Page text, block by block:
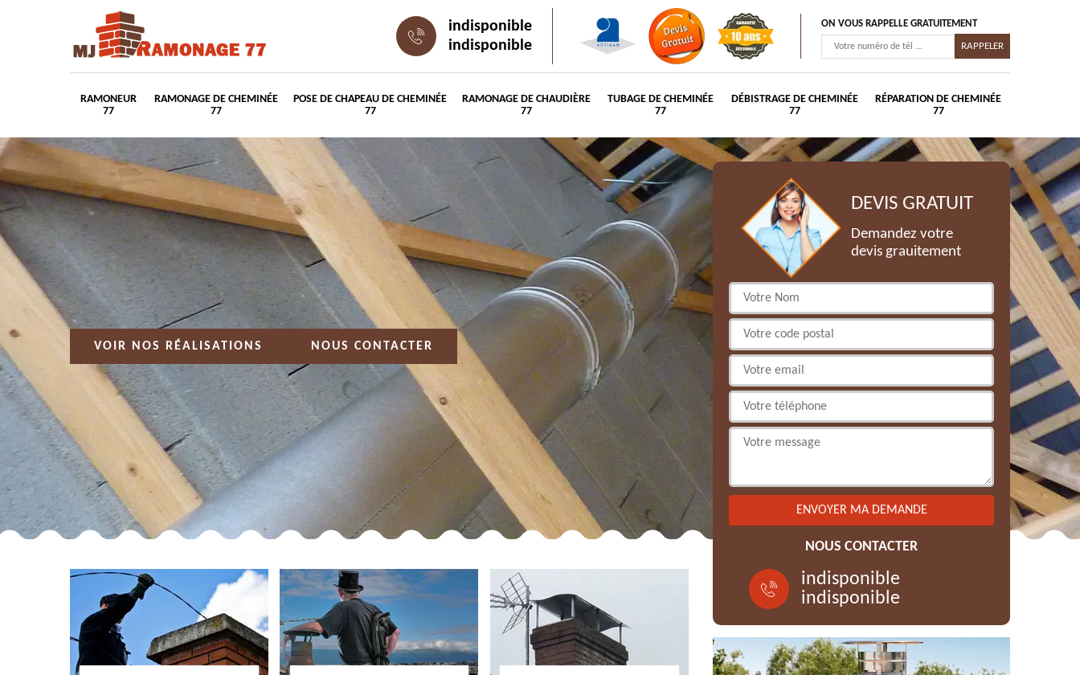
indisponible
indisponible
ON VOUS RAPPELLE GRATUITEMENT
RAMONEUR
77
RAMONAGE DE CHEMINÉE
77
POSE DE CHAPEAU DE CHEMINÉE
77
RAMONAGE DE CHAUDIÈRE
77
TUBAGE DE CHEMINÉE
77
DÉBISTRAGE DE CHEMINÉE
77
RÉPARATION DE CHEMINÉE
77
VOIR NOS RÉALISATIONS NOUS CONTACTER
DEVIS GRATUIT
Demandez votre
devis grauitement
NOUS CONTACTER
indisponible
indisponible